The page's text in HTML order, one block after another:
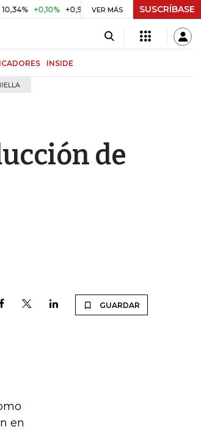
+0,10% +0,98% UVR $ 416,96 +$ 0,05 +0,01%
VER MÁS SUSCRÍBASE
INSIDE
de
GUARDAR
en